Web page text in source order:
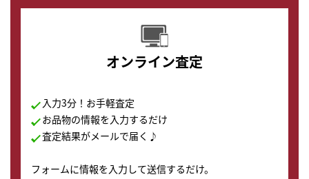
オンライン査定
入力3分！お手軽査定
お品物の情報を入力するだけ
査定結果がメールで届く♪
フォームに情報を入力して送信するだけ。